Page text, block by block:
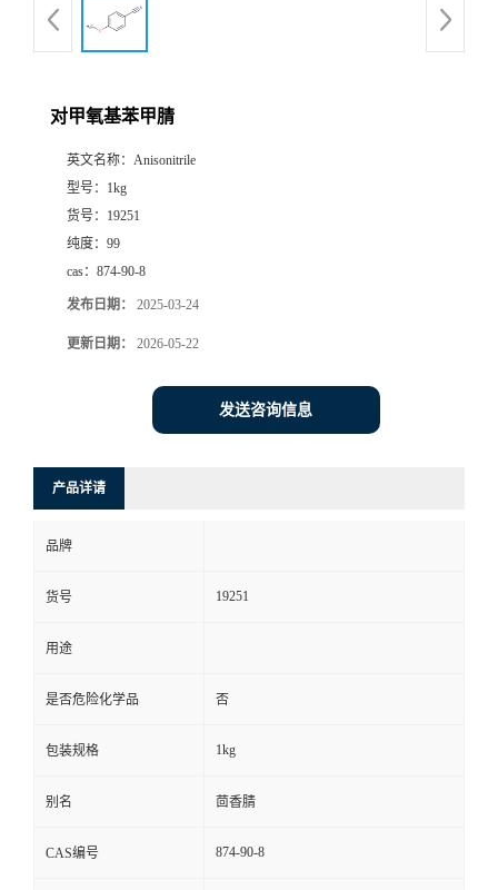
对甲氧基苯甲腈
英文名称： Anisonitrile
型号： 1kg
货号： 19251
纯度： 99
cas： 874-90-8
发布日期： 2025-03-24
更新日期： 2026-05-22
发送咨询信息
产品详请
品牌
货号 19251
用途
是否危险化学品 否
包装规格 1kg
别名 茴香腈
CAS编号 874-90-8